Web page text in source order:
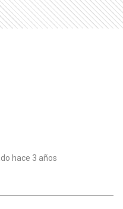
hace 3 años